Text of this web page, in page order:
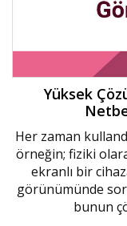
Yüksek
Her zaman
örneğin; fiziki
ekranlı bir
görünümünde
bunun